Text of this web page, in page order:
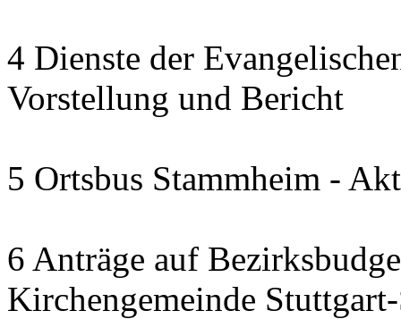
4 Dienste der
Vorstellung und Bericht
5 Ortsbus Stammheim -
6 Anträge auf
Kirchengemeinde